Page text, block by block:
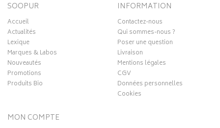
SOOPUR
Accueil
Actualités
Lexique
Marques & Labos
Nouveautés
Promotions
Produits Bio
INFORMATION
Contactez-nous
Qui sommes-nous ?
Poser une question
Livraison
Mentions légales
CGV
Données personnelles
Cookies
MON COMPTE